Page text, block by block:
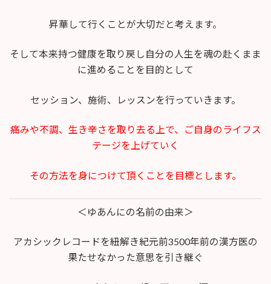
昇華して行くことが大切だと考えます。
そして本来持つ健康を取り戻し自分の人生を魂の赴くまま
に進めることを目的として
セッション、施術、レッスンを行っていきます。
痛みや不調、生き辛さを取り去る上で、ご自身のライフス
テージを上げていく
その方法を身につけて頂くことを目標とします。
＜ゆあんにの名前の由来＞
アカシックレコードを紐解き紀元前3500年前の漢方医の
果たせなかった意思を引き継ぐ